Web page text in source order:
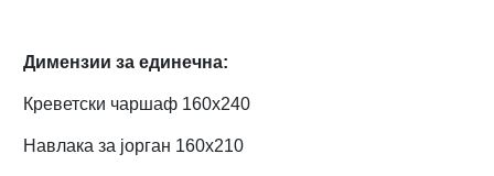
Димензии за единечна:
Креветски чаршаф 160х240
Навлака за јорган 160х210